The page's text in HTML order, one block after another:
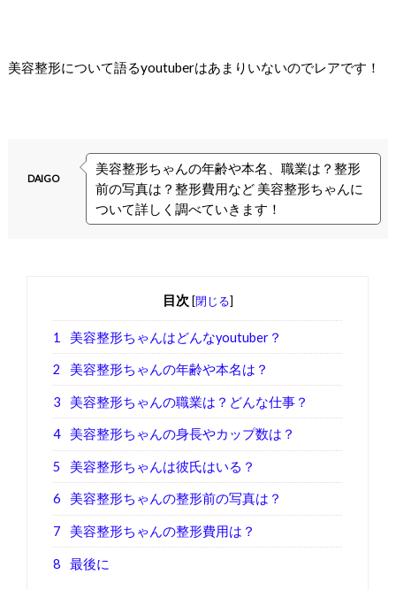
美容整形について語るyoutuberはあまりいないのでレアです！
DAIGO
美容整形ちゃんの年齢や本名、職業は？整形
前の写真は？整形費用など 美容整形ちゃんに
ついて詳しく調べていきます！
目次 [閉じる]
1 美容整形ちゃんはどんなyoutuber？
2 美容整形ちゃんの年齢や本名は？
3 美容整形ちゃんの職業は？どんな仕事？
4 美容整形ちゃんの身長やカップ数は？
5 美容整形ちゃんは彼氏はいる？
6 美容整形ちゃんの整形前の写真は？
7 美容整形ちゃんの整形費用は？
8 最後に